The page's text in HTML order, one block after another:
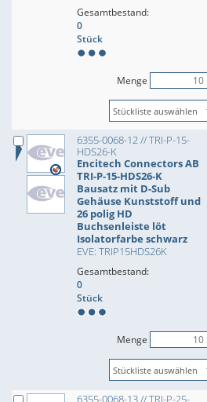
Gesamtbestand:
0
Stück
Menge
6355-0068-12 // TRI-P-15-
HDS26-K
Encitech Connectors AB
TRI-P-15-HDS26-K
Bausatz mit D-Sub
Gehäuse Kunststoff und
26 polig HD
Buchsenleiste löt
Isolatorfarbe schwarz
EVE: TRIP15HDS26K
Gesamtbestand:
0
Stück
Menge
6355-0068-13 // TRI-P-25-